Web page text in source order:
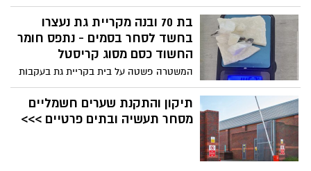
יום פתוח יתקיים בתחילת ספטמבר באשכול
פיס בעיר, ויציג לתלמידי כיתות ט'-י' מגוון
מסלולי לימוד בתחומים מובילים – מבינה
מלאכותית ומתמטיקה ועד פילוסופיה
ואף המרה לבגרות בחלק מהמסלולים
בת 70 ובנה מקריית גת נעצרו
בחשד לסחר בסמים - נתפס חומר
החשוד כסם מסוג קריסטל
המשטרה פשטה על בית בקריית גת בעקבות
מידע מודיעיני, ואיתרה סמים מסוג קריסטל
בכמות מסחרית. בת 70 ובנה נעצרו, ובית
המשפט האריך את מעצרם
תיקון והתקנת שערים חשמליים
מסחר תעשיה ובתים פרטיים >>>